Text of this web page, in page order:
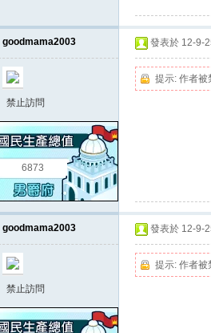
goodmama2003
禁止訪問
6873
發表於 12-9-
提示: 作者被
goodmama2003
禁止訪問
發表於 12-9-
提示: 作者被